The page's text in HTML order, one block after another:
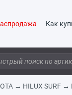
Как
→ HILUX SURF →